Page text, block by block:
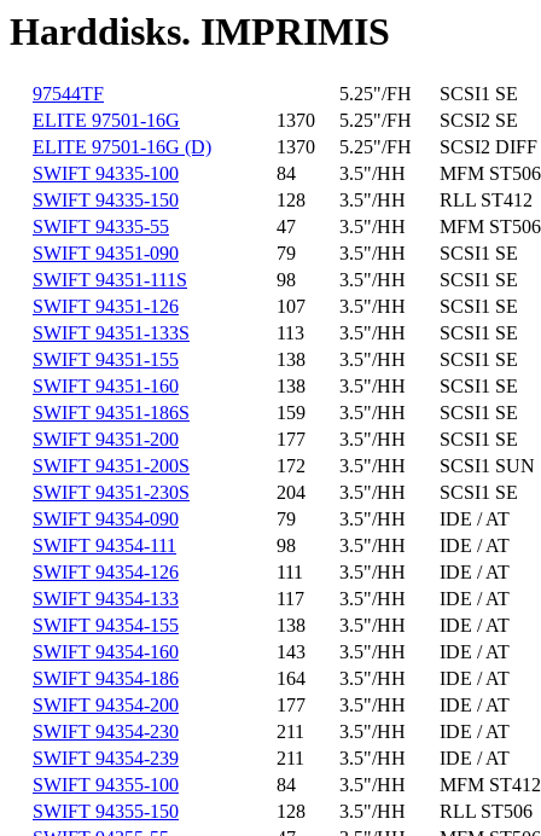
Harddisks. IMPRIMIS
97544TF 5.25"/FH
SCSI1 SE
ELITE 97501-16G
1370 5.25"/FH
SCSI2 SE
ELITE 97501-16G (D)
1370 5.25"/FH
SCSI2 DIFF
SWIFT 94335-100
84 3.5"/HH
MFM ST506
SWIFT 94335-150
128 3.5"/HH
RLL ST412
SWIFT 94335-55
47 3.5"/HH
MFM ST506
SWIFT 94351-090
79 3.5"/HH
SCSI1 SE
SWIFT 94351-111S
98 3.5"/HH
SCSI1 SE
SWIFT 94351-126
107 3.5"/HH
SCSI1 SE
SWIFT 94351-133S
113 3.5"/HH
SCSI1 SE
SWIFT 94351-155
138 3.5"/HH
SCSI1 SE
SWIFT 94351-160
138 3.5"/HH
SCSI1 SE
SWIFT 94351-186S
159 3.5"/HH
SCSI1 SE
SWIFT 94351-200
177 3.5"/HH
SCSI1 SE
SWIFT 94351-200S
172 3.5"/HH
SCSI1 SUN
SWIFT 94351-230S
204 3.5"/HH
SCSI1 SE
SWIFT 94354-090
79 3.5"/HH
IDE / AT
SWIFT 94354-111
98 3.5"/HH
IDE / AT
SWIFT 94354-126
111 3.5"/HH
IDE / AT
SWIFT 94354-133
117 3.5"/HH
IDE / AT
SWIFT 94354-155
138 3.5"/HH
IDE / AT
SWIFT 94354-160
143 3.5"/HH
IDE / AT
SWIFT 94354-186
164 3.5"/HH
IDE / AT
SWIFT 94354-200
177 3.5"/HH
IDE / AT
SWIFT 94354-230
211 3.5"/HH
IDE / AT
SWIFT 94354-239
211 3.5"/HH
IDE / AT
SWIFT 94355-100
84 3.5"/HH
MFM ST412
SWIFT 94355-150
128 3.5"/HH
RLL ST506